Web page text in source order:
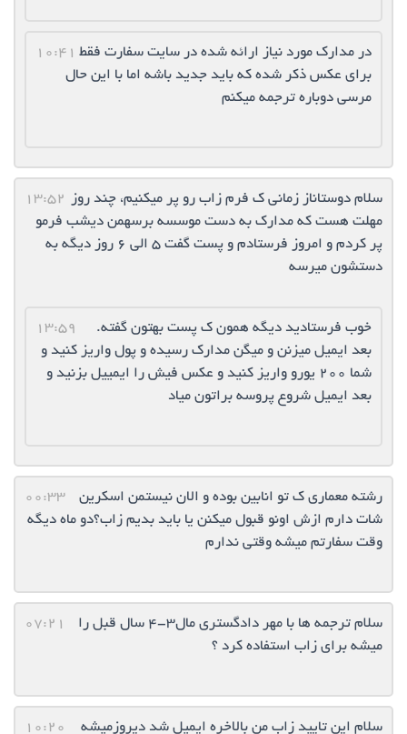
10:41 در مدارک مورد نیاز ارائه شده در سایت سفارت فقط
برای عکس ذکر شده که باید جدید باشه اما با این حال
مرسی دوباره ترجمه میکنم
13:52
سلام دوستاناز زمانی ک فرم زاب رو پر میکنیم، چند روز
مهلت هست که مدارک به دست موسسه برسهمن دیشب فرمو
پر کردم و امروز فرستادم و پست گفت ۵ الی ۶ روز دیگه به
دستشون میرسه
13:59
خوب فرستادید دیگه همون ک پست بهتون گفته.
بعد ایمیل میزنن و میگن مدارک رسیده و پول واریز کنید و
شما 200 یورو واریز کنید و عکس فیش را ایمییل بزنید و
بعد ایمیل شروع پروسه براتون میاد
00:33
رشته معماري ك تو انابين بوده و الان نيستمن اسكرين
شات دارم ازش اونو قبول ميكنن يا بايد بديم زاب؟دو ماه ديگه
وقت سفارتم ميشه وقتي ندارم
07:21
سلام ترجمه ها با مهر دادگستري مال٣-٤ سال قبل را
ميشه براي زاب استفاده كرد ؟
10:20
سلام این تایید زاب من بالاخره ایمیل شد دیروزمیشه